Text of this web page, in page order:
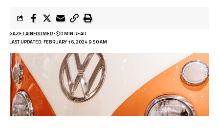
LAST UPDATED: FEBRUARY 16, 2024 9:50 AM
GAZETAINFORMER 0 MIN READ